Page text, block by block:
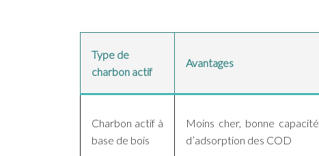
Type de
charbon actif
Avantages
Charbon actif à
base de bois
Moins cher, bonne capacité
d’adsorption des COD